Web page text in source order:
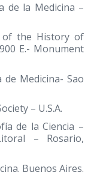
de la Medicina –
of the History of
E.- Monument
de Medicina- Sao
– U.S.A.
de la Ciencia –
– Rosario,
Buenos Aires.